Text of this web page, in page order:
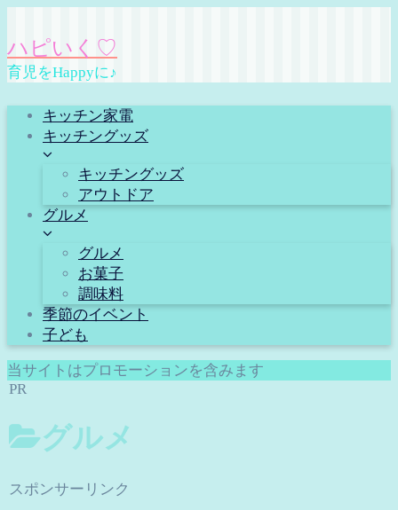
ハピいく♡
育児をHappyに♪
キッチン家電
キッチングッズ
キッチングッズ
アウトドア
グルメ
グルメ
お菓子
調味料
季節のイベント
子ども
当サイトはプロモーションを含みます
PR
グルメ
スポンサーリンク